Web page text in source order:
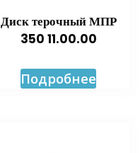
Диск терочный МПР
350 11.00.00
Подробнее